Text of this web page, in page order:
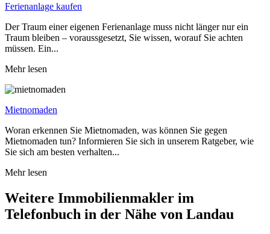
Ferienanlage kaufen
Der Traum einer eigenen Ferienanlage muss nicht länger nur ein
Traum bleiben – voraussgesetzt, Sie wissen, worauf Sie achten
müssen. Ein...
Mehr lesen
Mietnomaden
Woran erkennen Sie Mietnomaden, was können Sie gegen
Mietnomaden tun? Informieren Sie sich in unserem Ratgeber, wie
Sie sich am besten verhalten...
Mehr lesen
Weitere Immobilienmakler im
Telefonbuch in der Nähe von Landau